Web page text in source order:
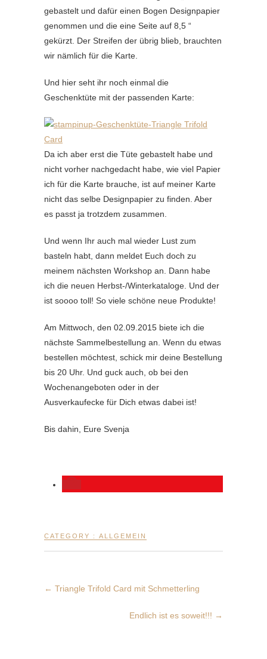
gebastelt und dafür einen Bogen Designpapier
genommen und die eine Seite auf 8,5 “
gekürzt. Der Streifen der übrig blieb, brauchten
wir nämlich für die Karte.
Und hier seht ihr noch einmal die
Geschenktüte mit der passenden Karte:
Da ich aber erst die Tüte gebastelt habe und
nicht vorher nachgedacht habe, wie viel Papier
ich für die Karte brauche, ist auf meiner Karte
nicht das selbe Designpapier zu finden. Aber
es passt ja trotzdem zusammen.
Und wenn Ihr auch mal wieder Lust zum
basteln habt, dann meldet Euch doch zu
meinem nächsten Workshop an. Dann habe
ich die neuen Herbst-/Winterkataloge. Und der
ist soooo toll! So viele schöne neue Produkte!
Am Mittwoch, den 02.09.2015 biete ich die
nächste Sammelbestellung an. Wenn du etwas
bestellen möchtest, schick mir deine Bestellung
bis 20 Uhr. Und guck auch, ob bei den
Wochenangeboten oder in der
Ausverkaufecke für Dich etwas dabei ist!
Bis dahin, Eure Svenja
CATEGORY : ALLGEMEIN
← Triangle Trifold Card mit Schmetterling
Endlich ist es soweit!!! →